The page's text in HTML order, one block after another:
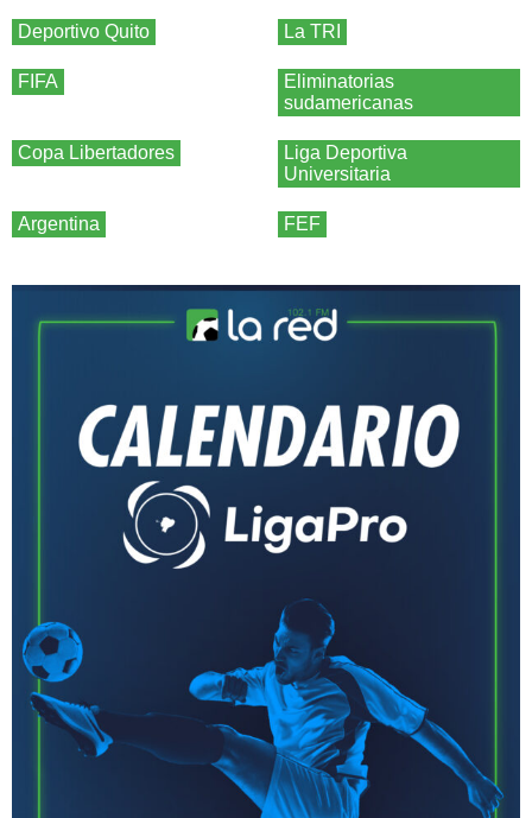
Deportivo Quito La TRI
FIFA
Eliminatorias
sudamericanas
Copa Libertadores
Liga Deportiva
Universitaria
Argentina FEF